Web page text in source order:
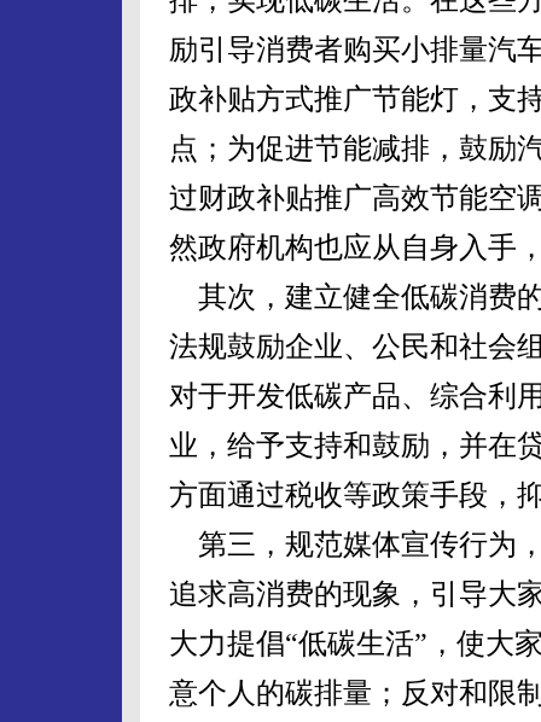
励引导消费者购买小排量汽
政补贴方式推广节能灯，支
点；为促进节能减排，鼓励
过财政补贴推广高效节能空
然政府机构也应从自身入手
其次，建立健全低碳消费
法规鼓励企业、公民和社会
对于开发低碳产品、综合利
业，给予支持和鼓励，并在
方面通过税收等政策手段，
第三，规范媒体宣传行为
追求高消费的现象，引导大
大力提倡“低碳生活”，使大
意个人的碳排量；反对和限